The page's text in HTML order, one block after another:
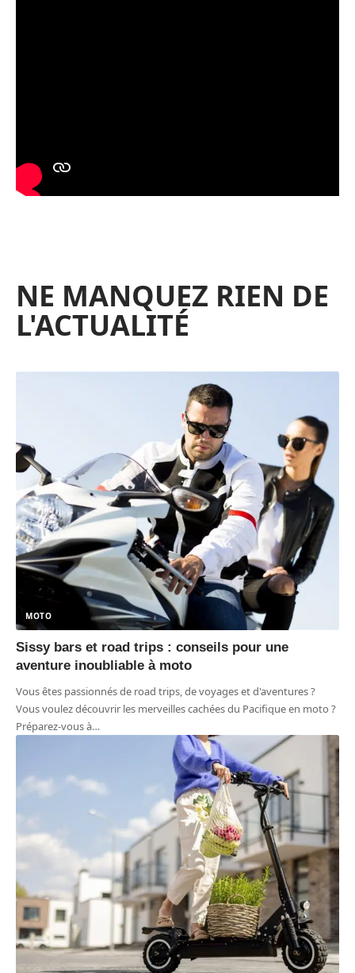
NE MANQUEZ RIEN DE
L'ACTUALITÉ
MOTO
Sissy bars et road trips : conseils pour une
aventure inoubliable à moto
Vous êtes passionnés de road trips, de voyages et d'aventures ?
Vous voulez découvrir les merveilles cachées du Pacifique en moto ?
Préparez-vous à…